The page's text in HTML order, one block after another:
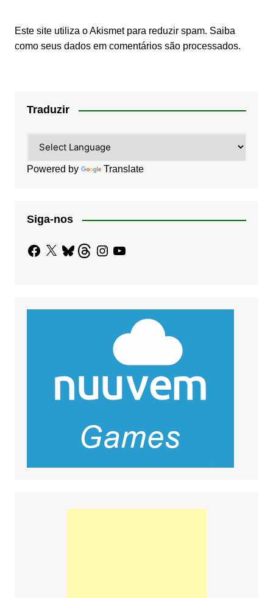
Este site utiliza o Akismet para reduzir spam. Saiba
como seus dados em comentários são processados.
Traduzir
Powered by Translate
Siga-nos
Facebook
X BlueskyThreadsInstagram
YouTube